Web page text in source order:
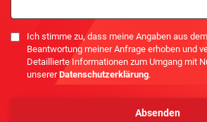
Einwilligung
Ich stimme zu, dass meine Angaben aus
Beantwortung meiner Anfrage erhoben und
Detaillierte Informationen zum Umgang mit
unsererDatenschutzerklärung.